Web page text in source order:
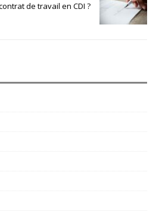
de travail en CDI ?